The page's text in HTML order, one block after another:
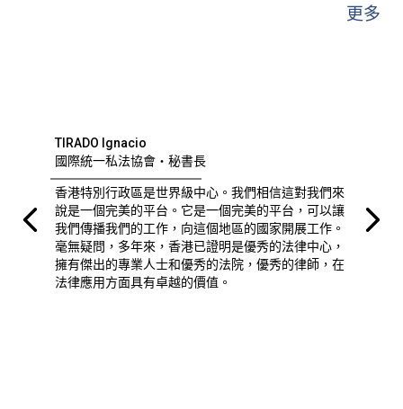
更多
TIRADO Ignacio
國際統一私法協會・秘書長
香港特別行政區是世界級中心。我們相信這對我們來
說是一個完美的平台。它是一個完美的平台，可以讓
我們傳播我們的工作，向這個地區的國家開展工作。
毫無疑問，多年來，香港已證明是優秀的法律中心，
擁有傑出的專業人士和優秀的法院，優秀的律師，在
法律應用方面具有卓越的價值。